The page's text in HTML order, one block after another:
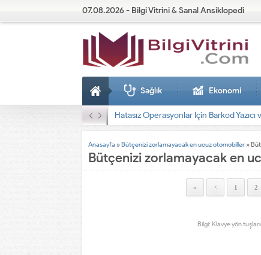
07.08.2026 - Bilgi Vitrini & Sanal Ansiklopedi
Sağlık Ekonomi
Anasayfa »Bütçenizi zorlamayacak en ucuz otomobiller »
Bütçenizi zorlamayacak en
« < 1 2
Bilgi: Klavye yön